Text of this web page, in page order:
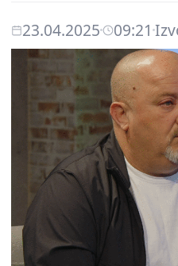
23.04.2025 09:21